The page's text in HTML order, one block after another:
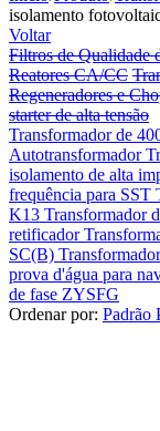
isolamento
Voltar
Filtros de Qualidade
Reatores CA/CC
Regeneradores e
starter de alta tensão
Transformador de
Autotransformador
isolamento de alta
frequência para SST
K13 Transformador
retificador
SC(B)
prova d'água para
de fase ZYSFG
Ordenar por: Padrão